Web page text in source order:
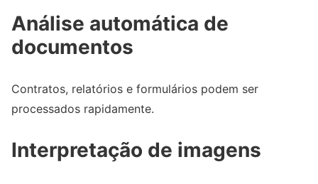
Análise automática de
documentos
Contratos, relatórios e formulários podem ser
processados rapidamente.
Interpretação de imagens